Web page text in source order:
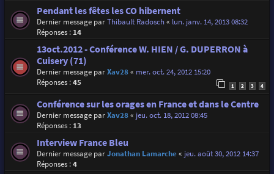
Pendant les fêtes les CO hibernent
Dernier message parThibault Radosch« lun. janv. 14, 2013 08:32
Réponses : 14
13oct.2012 - Conférence W. HIEN / G. DUPERRON à
Cuisery (71)
Dernier message parXav28« mer. oct. 24, 2012 15:20
Réponses :45 1 2 3 4
Conférence sur les orages en France et dans le Centre
Dernier message parXav28« jeu. oct. 18, 2012 08:45
Réponses : 13
Interview France Bleu
Dernier message parJonathan Lamarche« jeu. août 30, 2012 14:37
Réponses :4